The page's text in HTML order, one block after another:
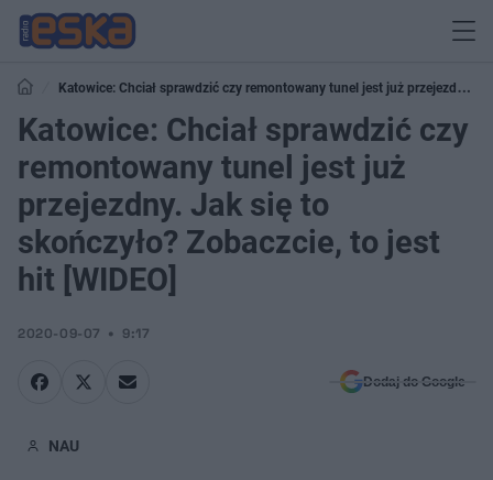
Katowice: Chciał sprawdzić czy remontowany tunel jest już przejezdny.
Jak się to skończyło? Zobaczcie, to jest hit [WIDEO]
Katowice: Chciał sprawdzić czy
remontowany tunel jest już
przejezdny. Jak się to
skończyło? Zobaczcie, to jest
hit [WIDEO]
2020-09-07 9:17
Dodaj do Google
NAU